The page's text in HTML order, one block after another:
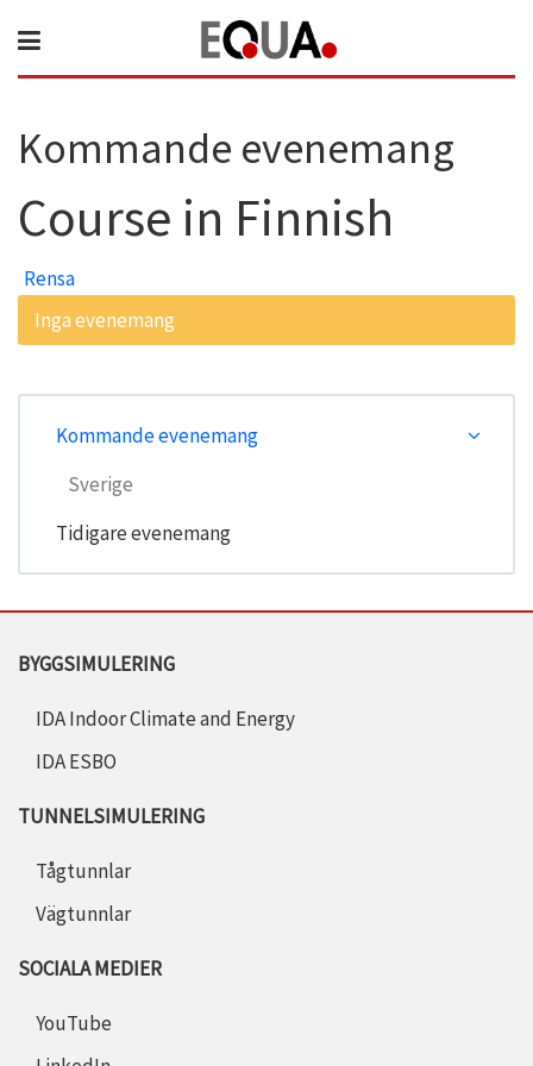
Kommande evenemang
Course in Finnish
Rensa
Inga evenemang
Kommande evenemang
Sverige
Tidigare evenemang
BYGGSIMULERING
IDA Indoor Climate and Energy
IDA ESBO
TUNNELSIMULERING
Tågtunnlar
Vägtunnlar
SOCIALA MEDIER
YouTube